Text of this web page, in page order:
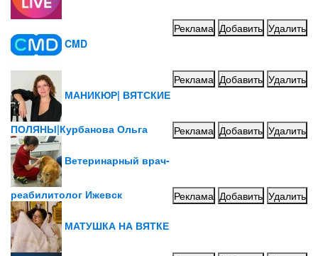
Реклама Добавить Удалить
CMD
Реклама Добавить Удалить
МАНИКЮР| ВЯТСКИЕ
ПОЛЯНЫ|Курбанова Ольга Реклама Добавить Удалить
Ветеринарный врач-
реабилитолог Ижевск Реклама Добавить Удалить
МАТУШКА НА ВЯТКЕ